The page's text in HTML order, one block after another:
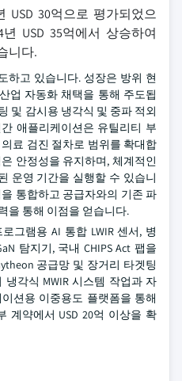
USD 30억으로 평가되었으
USD 35억에서 상승하여
니다.
하고 있습니다. 성장은 방위 현
업 자동화 채택을 통해 주도됩
및 감시용 냉각식 및 중파 적외
애플리케이션은 유틸리티 부
료 검진 절차로 범위를 확대합
안정성을 유지하며, 체계적인
운영 기간을 실행할 수 있습니
통합하고 공급자와의 기존 파
을 통해 이점을 얻습니다.
그램용 AI 통합 LWIR 센서, 병
탐지기, 국내 CHIPS Act 팹을
공급망 및 장거리 타겟팅
냉각식 MWIR 시스템 작업과 자
션용 이중용도 플랫폼을 통해
계약에서 USD 20억 이상을 확